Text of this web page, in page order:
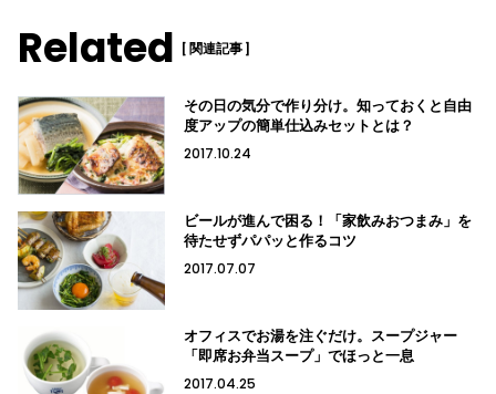
Related [ 関連記事 ]
その日の気分で作り分け。知っておくと自由
度アップの簡単仕込みセットとは？
2017.10.24
ビールが進んで困る！「家飲みおつまみ」を
待たせずパパッと作るコツ
2017.07.07
オフィスでお湯を注ぐだけ。スープジャー
「即席お弁当スープ」でほっと一息
2017.04.25